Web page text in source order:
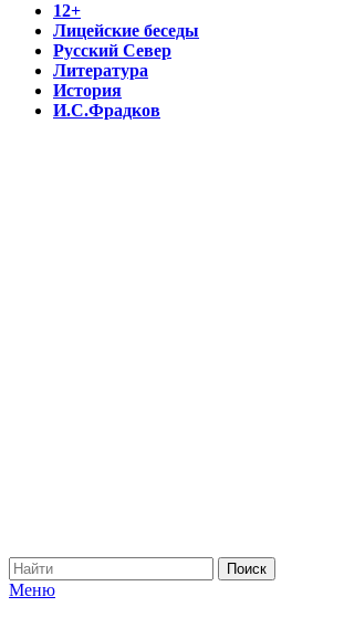
12+
Лицейские беседы
Русский Север
Литература
История
И.С.Фрадков
Меню